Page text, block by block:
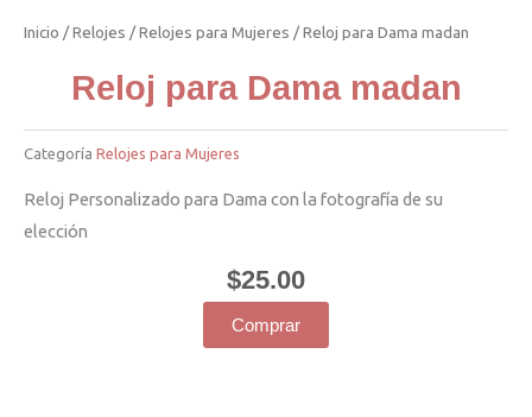
Inicio /Relojes /Relojes para Mujeres / Reloj para Dama madan
Reloj para Dama madan
Categoría Relojes para Mujeres
Reloj Personalizado para Dama con la fotografía de su
elección
$25.00
Comprar